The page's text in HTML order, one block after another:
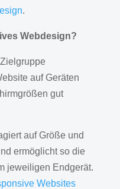
.
Webdesign?
auf Geräten
gut
auf Größe und
ermöglicht so die
jeweiligen Endgerät.
Websites